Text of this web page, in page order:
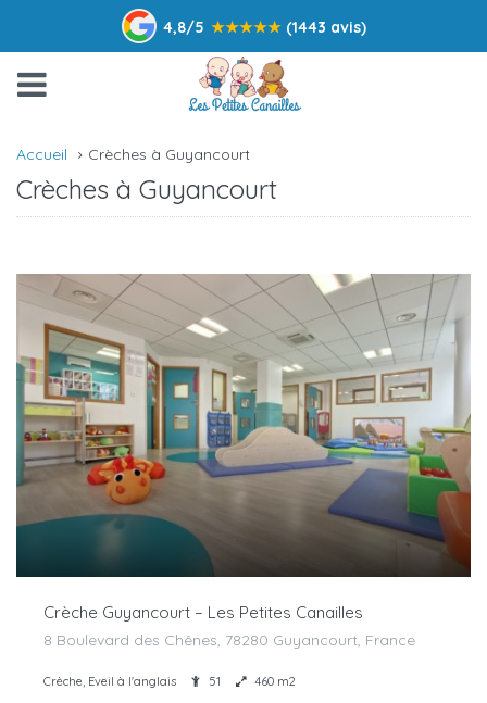
4,8/5 ★★★★★ (1443 avis)
Accueil Crèches à Guyancourt
Crèches à Guyancourt
Crèche Guyancourt – Les Petites Canailles
8 Boulevard des Chênes, 78280 Guyancourt, France
Crèche, Eveil à l'anglais 51 460 m2